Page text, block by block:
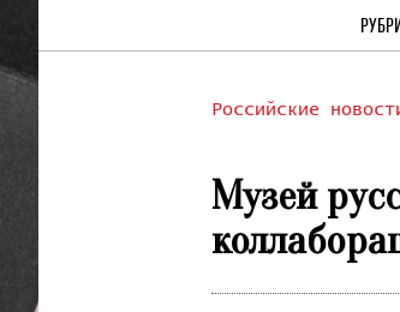
Российские
Музей